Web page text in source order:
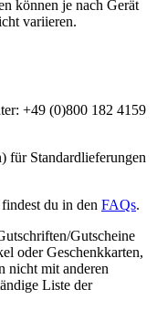
können je nach Gerät
variieren.
+49 (0)800 182 4159
für Standardlieferungen
du in den FAQs.
Gutscheine
oder Geschenkkarten,
nicht mit anderen
Liste der